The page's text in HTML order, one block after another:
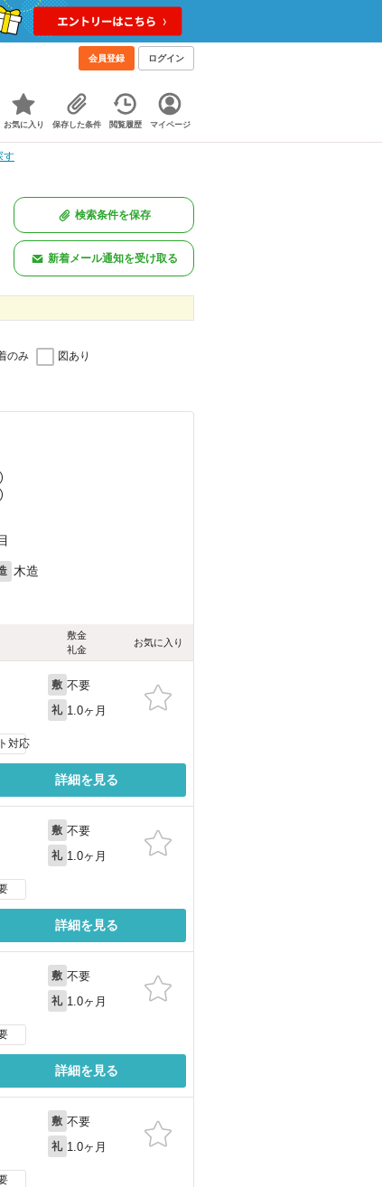
会員登録 ログイン
お気に入り 保存した条件 閲覧履歴 マイページ
す
検索条件を保存
新着メール通知を受け取る
のみ 図あり
）
木造
敷金
礼金
お気に入り
敷 不要
礼 1.0ヶ月
対応
詳細を見る
敷 不要
礼 1.0ヶ月
詳細を見る
敷 不要
礼 1.0ヶ月
詳細を見る
敷 不要
礼 1.0ヶ月